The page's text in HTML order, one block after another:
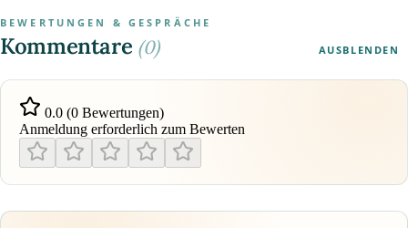
BEWERTUNGEN & GESPRÄCHE
Kommentare (0) AUSBLENDEN
0.0 (0 Bewertungen)
Anmeldung erforderlich zum Bewerten